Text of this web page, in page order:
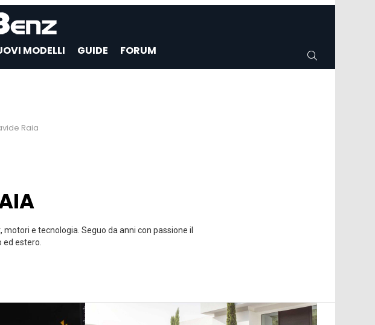
MODELLI GUIDE FORUM
Raia
e tecnologia. Seguo da anni con passione il
estero.